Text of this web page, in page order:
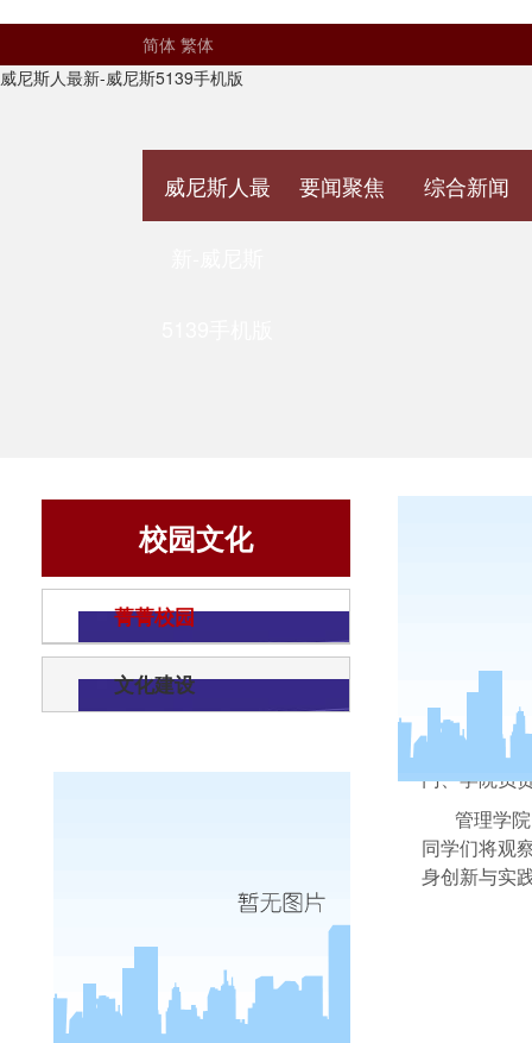
简体 繁体
威尼斯人最新-威尼斯5139手机版
威尼斯人最 要闻聚焦 综合新闻
校园文化
菁菁校园
文化建设
门、学院负
管理学
同学们将观
身创新与实